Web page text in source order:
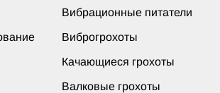
Вибрационные питатели
Виброгрохоты
Качающиеся грохоты
Валковые грохоты